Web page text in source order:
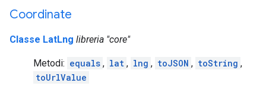
Coordinate
Classe LatLng libreria "core"
Metodi: equals , lat , lng , toJSON , toString ,
toUrlValue